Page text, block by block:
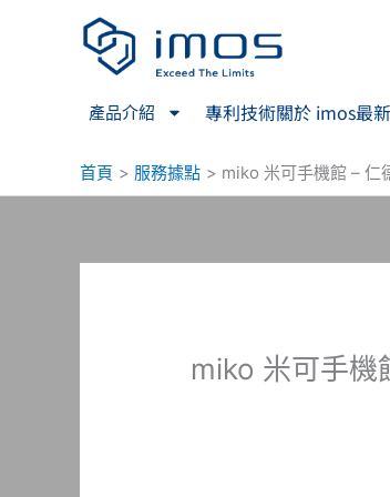
產品介紹 專利技術關於 imos最
首頁 服務據點 miko 米可手機館 – 仁
miko 米可手機